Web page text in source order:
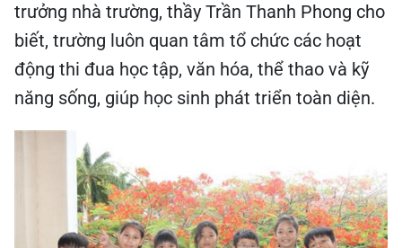
trưởng nhà trường, thầy Trần Thanh Phong cho
biết, trường luôn quan tâm tổ chức các hoạt
động thi đua học tập, văn hóa, thể thao và kỹ
năng sống, giúp học sinh phát triển toàn diện.